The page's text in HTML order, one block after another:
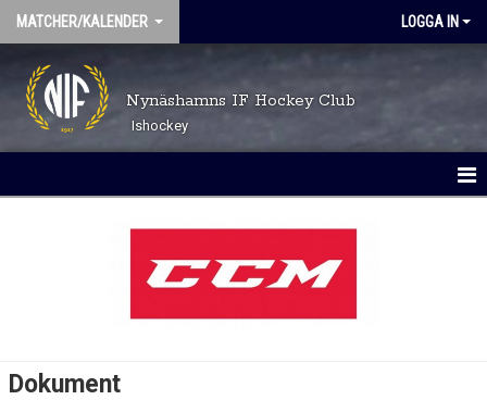
MATCHER/KALENDER LOGGA IN
Nynäshamns IF Hockey Club
Ishockey
Dokument